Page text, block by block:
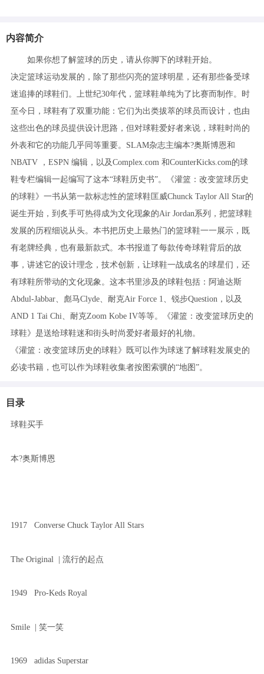
内容简介
如果你想了解篮球的历史，请从你脚下的球鞋开始。
决定篮球运动发展的，除了那些闪亮的篮球明星，还有那些备受球
迷追捧的球鞋们。上世纪30年代，篮球鞋单纯为了比赛而制作。时
至今日，球鞋有了双重功能：它们为出类拔萃的球员而设计，也由
这些出色的球员提供设计思路，但对球鞋爱好者来说，球鞋时尚的
外表和它的功能几乎同等重要。SLAM杂志主编本?奥斯博恩和
NBATV ，ESPN 编辑，以及Complex.com 和CounterKicks.com的球
鞋专栏编辑一起编写了这本“球鞋历史书”。《灌篮：改变篮球历史
的球鞋》一书从第一款标志性的篮球鞋匡威Chunck Taylor All Star的
诞生开始，到炙手可热得成为文化现象的Air Jordan系列，把篮球鞋
发展的历程细说从头。本书把历史上最热门的篮球鞋一一展示，既
有老牌经典，也有最新款式。本书报道了每款传奇球鞋背后的故
事，讲述它的设计理念，技术创新，让球鞋一战成名的球星们，还
有球鞋所带动的文化现象。这本书里涉及的球鞋包括：阿迪达斯
Abdul-Jabbar、彪马Clyde、耐克Air Force 1、锐步Question，以及
AND 1 Tai Chi、耐克Zoom Kobe IV等等。《灌篮：改变篮球历史的
球鞋》是送给球鞋迷和街头时尚爱好者最好的礼物。
《灌篮：改变篮球历史的球鞋》既可以作为球迷了解球鞋发展史的
必读书籍，也可以作为球鞋收集者按图索骥的“地图”。
目录
球鞋买手
本?奥斯博恩
1917 Converse Chuck Taylor All Stars
The Original | 流行的起点
1949 Pro-Keds Royal
Smile | 笑一笑
1969 adidas Superstar